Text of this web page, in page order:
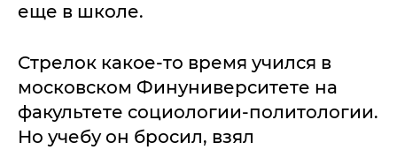
еще в школе.
Стрелок какое-то время учился в
московском Финуниверситете на
факультете социологии-политологии.
Но учебу он бросил, взял